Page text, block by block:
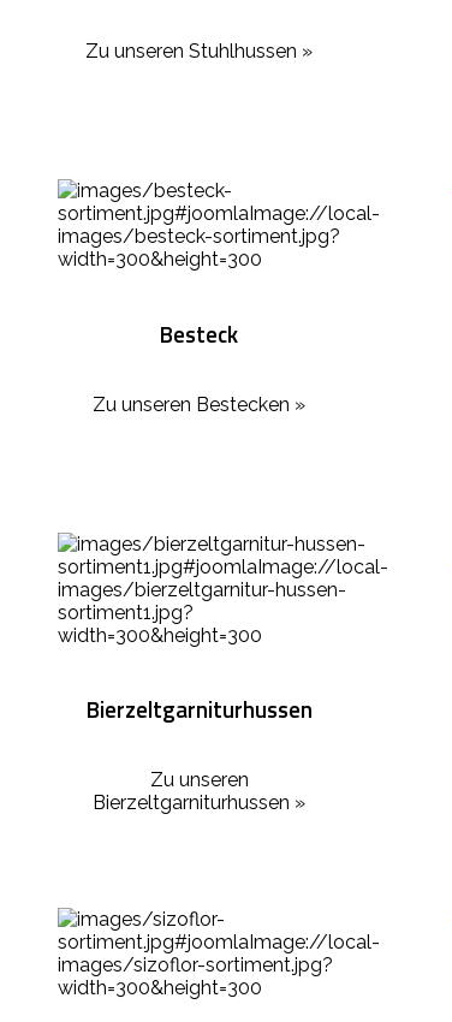
Zu unseren Stuhlhussen »
Besteck
Zu unseren Bestecken »
Bierzeltgarniturhussen
Zu unseren
Bierzeltgarniturhussen »